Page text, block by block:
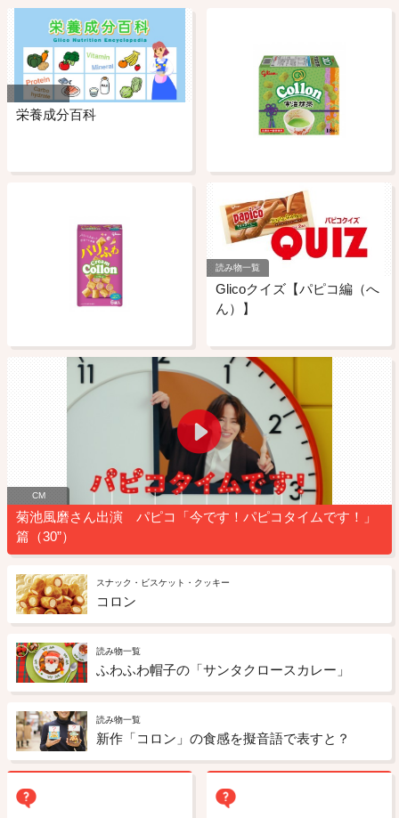
栄養成分百科
読み物一覧
Glicoクイズ【パピコ編（へ
ん）】
CM
菊池風磨さん出演 パピコ「今です！パピコタイムです！」
篇（30”）
スナック・ビスケット・クッキー
コロン
読み物一覧
ふわふわ帽子の「サンタクロースカレー」
読み物一覧
新作「コロン」の食感を擬音語で表すと？